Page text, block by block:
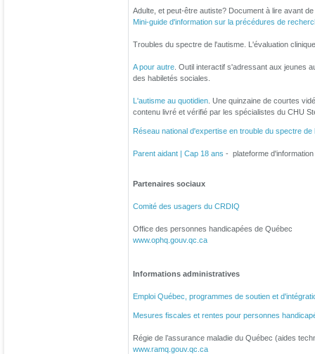
Adulte, et peut-être autiste? Document à lire avant
Mini-guide d'information sur la précédures de
Troubles du spectre de l'autisme. L'évaluation
A pour autre . Outil interactif s'adressant aux jeunes
des habiletés sociales.
L'autisme au quotidien . Une quinzaine de courtes
contenu livré et vérifié par les spécialistes du CHU
Réseau national d'expertise en trouble du spectre de
Parent aidant | Cap 18 ans - plateforme d'information
Partenaires sociaux
Comité des usagers du CRDIQ
Office des personnes handicapées de Québec
www.ophq.gouv.qc.ca
Informations administratives
Emploi Québec, programmes de soutien et
Mesures fiscales et rentes pour personnes
Régie de l’assurance maladie du Québec (aides
www.ramq.gouv.qc.ca